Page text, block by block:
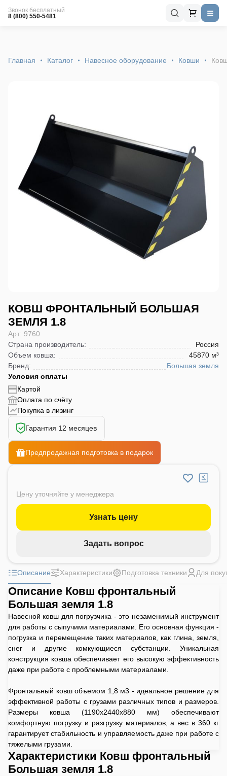
Звонок бесплатный
8 (800) 550-5481
Главная Каталог Навесное оборудование Ковши
КОВШ ФРОНТАЛЬНЫЙ БОЛЬШАЯ
ЗЕМЛЯ 1.8
Арт: 9760
Страна производитель:
Россия
Объем ковша:
45870 м³
Бренд:
Большая земля
Условия оплаты
Картой
Оплата по счёту
Покупка в лизинг
Гарантия 12 месяцев
Предпродажная подготовка в подарок
Цену уточняйте у менеджера
Узнать цену
Задать вопрос
Описание Характеристики Подготовка техники Для
Описание Ковш фронтальный
Большая земля 1.8
Навесной ковш для погрузчика - это незаменимый инструмент
для работы с сыпучими материалами. Его основная функция -
погрузка и перемещение таких материалов, как глина, земля,
снег и другие комкующиеся субстанции. Уникальная
конструкция ковша обеспечивает его высокую эффективность
даже при работе с проблемными материалами.
Фронтальный ковш объемом 1,8 м3 - идеальное решение для
эффективной работы с грузами различных типов и размеров.
Размеры ковша (1190x2440x880 мм) обеспечивают
комфортную погрузку и разгрузку материалов, а вес в 360 кг
гарантирует стабильность и управляемость даже при работе с
тяжелыми грузами.
Характеристики Ковш фронтальный
Большая земля 1.8